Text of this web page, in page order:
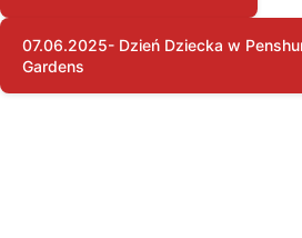
07.06.2025- Dzień Dziecka w
Gardens